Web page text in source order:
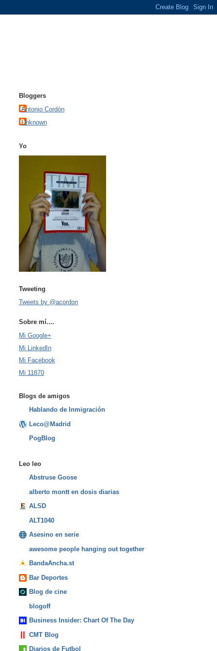
Bloggers
Antonio Cordón
Unknown
Yo
Tweeting
Tweets by @acordon
Sobre mí....
Mi Google+
Mi LinkedIn
Mi Facebook
Mi 11870
Blogs de amigos
Hablando de Inmigración
Leco@Madrid
PogBlog
Leo leo
Abstruse Goose
alberto montt en dosis diarias
ALSD
ALT1040
Asesino en serie
awesome people hanging out together
BandaAncha.st
Bar Deportes
Blog de cine
blogoff
Business Insider: Chart Of The Day
CMT Blog
Diarios de Futbol